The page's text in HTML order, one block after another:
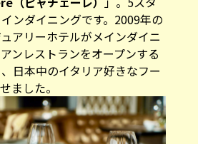
ンダイニングです。2009年の
アリーホテルがメインダイニ
ンレストランをオープンする
日本中のイタリア好きなフー
ました。